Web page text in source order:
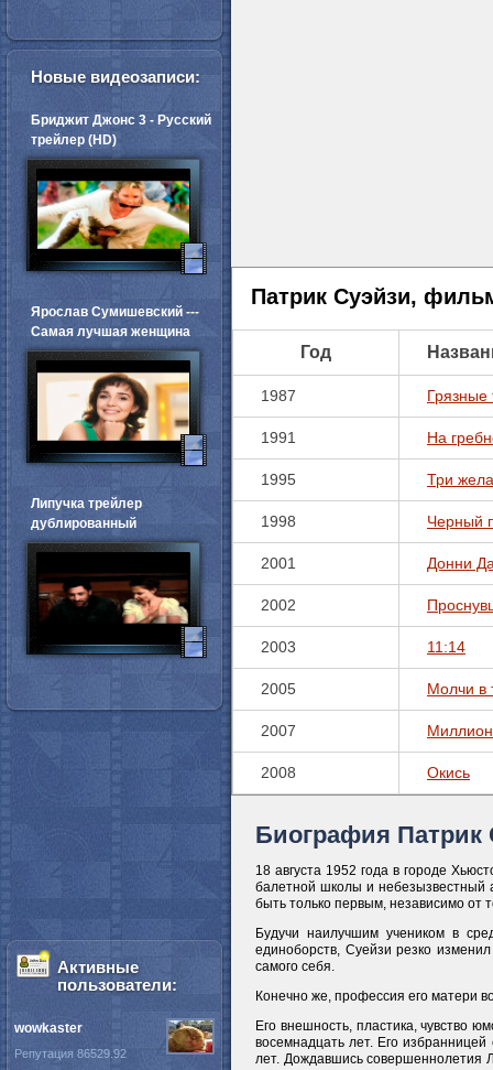
Патрик Суэйзи,
Год
1987 Грязные
1991 На
1995 Три
1998 Черный
2001 Донни
2002
2003 11:14
2005 Молчи в
2007
2008 Окись
Биография Патрик
18 августа 1952 года в городе
балетной школы и небезызвестный
быть только первым, независимо от
Будучи наилучшим учеником в
единоборств, Суейзи резко
самого себя.
Конечно же, профессия его матери
Его внешность, пластика, чувство
восемнадцать лет. Его
лет. Дождавшись совершеннолетия
Новые видеозаписи:
Бриджит Джонс 3 - Русский
трейлер (HD)
Ярослав Сумишевский ---
Самая лучшая женщина
Липучка трейлер
дублированный
Активные
пользователи:
wowkaster
Репутация 86529.92